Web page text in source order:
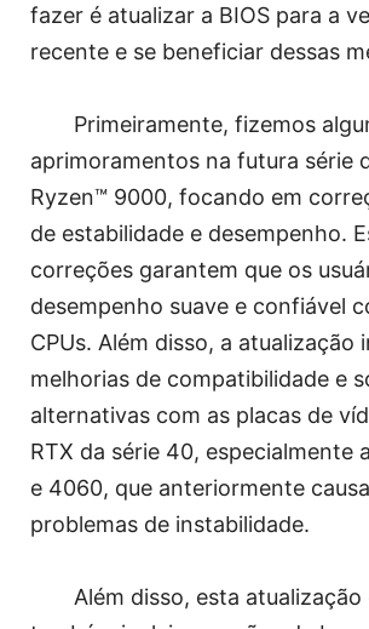
fazer é atualizar a BIOS para a
recente e se beneficiar dessas
Primeiramente, fizemos
aprimoramentos na futura série
Ryzen™ 9000, focando em
de estabilidade e desempenho.
correções garantem que os
desempenho suave e confiável
CPUs. Além disso, a atualização
melhorias de compatibilidade e
alternativas com as placas de
RTX da série 40, especialmente
e 4060, que anteriormente
problemas de instabilidade.
Além disso, esta atualização